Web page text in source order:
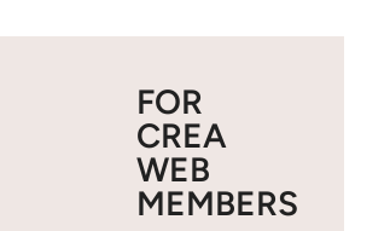
FOR
CREA
WEB
MEMBERS